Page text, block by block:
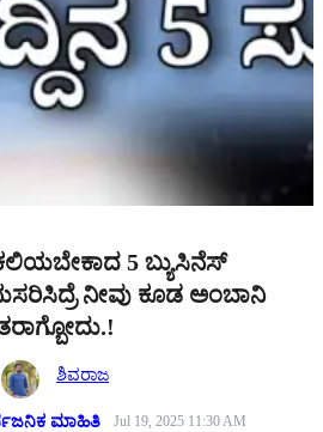
5 ಬ್ಯುಸಿನೆಸ್
ನೀವು ಕೂಡ ಅಂಬಾನಿ
ಶಿವರಾಜ
ಮಾಹಿತಿ Jul 19, 2025 11:30 AM